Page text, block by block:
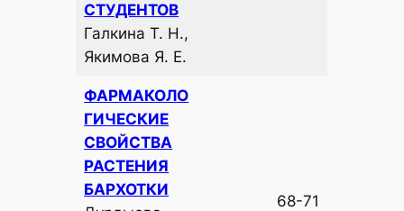
СТУДЕНТОВ
Галкина Т. Н.,
Якимова Я. Е.
ФАРМАКОЛО
ГИЧЕСКИЕ
СВОЙСТВА
РАСТЕНИЯ
БАРХОТКИ
68-71